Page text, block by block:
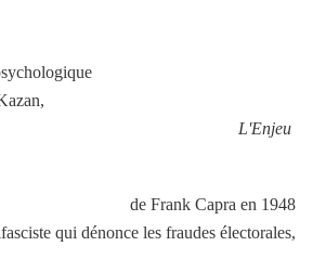
L'Enjeu
de Frank Capra en 1948
qui dénonce les fraudes électorales,